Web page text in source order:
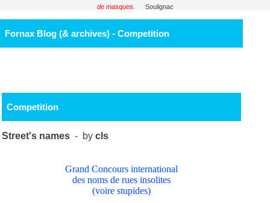
de masques.
Soulignac
Fornax Blog (& archives) - Competition
Competition
Street's names - bycls
Grand Concours international
des noms de rues insolites
(voire stupides)